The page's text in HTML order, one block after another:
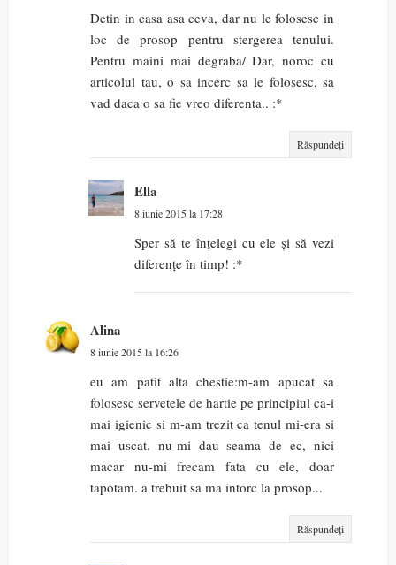
Detin in casa asa ceva, dar nu le folosesc in
loc de prosop pentru stergerea tenului.
Pentru maini mai degraba/ Dar, noroc cu
articolul tau, o sa incerc sa le folosesc, sa
vad daca o sa fie vreo diferenta.. :*
Răspundeți
Ella
8 iunie 2015 la 17:28
Sper să te înțelegi cu ele și să vezi
diferențe în timp! :*
Alina
8 iunie 2015 la 16:26
eu am patit alta chestie:m-am apucat sa
folosesc servetele de hartie pe principiul ca-i
mai igienic si m-am trezit ca tenul mi-era si
mai uscat. nu-mi dau seama de ec, nici
macar nu-mi frecam fata cu ele, doar
tapotam. a trebuit sa ma intorc la prosop...
Răspundeți